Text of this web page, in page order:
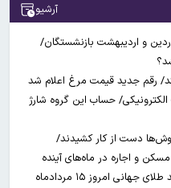
آرشیو
و اردیبهشت بازنشستگان/
رقم جدید قیمت مرغ اعلام شد
الکترونیکی/ حساب این گروه شارژ
دست از کار کشیدند/
و اجاره‌ در ماه‌های آینده
قیمت طلا رکورد شکست/ قیمت جدید طلای جهانی امروز ۱۵ مردادماه